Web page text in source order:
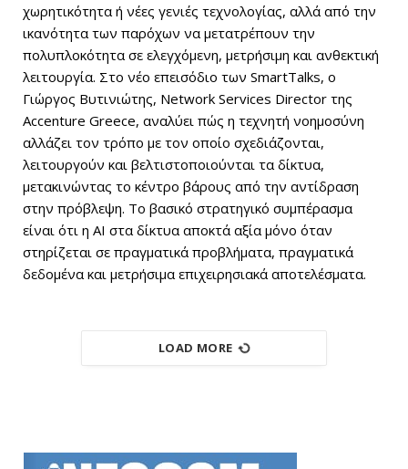
χωρητικότητα ή νέες γενιές τεχνολογίας, αλλά από την
ικανότητα των παρόχων να μετατρέπουν την
πολυπλοκότητα σε ελεγχόμενη, μετρήσιμη και ανθεκτική
λειτουργία. Στο νέο επεισόδιο των SmartTalks, ο
Γιώργος Βυτινιώτης, Network Services Director της
Accenture Greece, αναλύει πώς η τεχνητή νοημοσύνη
αλλάζει τον τρόπο με τον οποίο σχεδιάζονται,
λειτουργούν και βελτιστοποιούνται τα δίκτυα,
μετακινώντας το κέντρο βάρους από την αντίδραση
στην πρόβλεψη. Το βασικό στρατηγικό συμπέρασμα
είναι ότι η AI στα δίκτυα αποκτά αξία μόνο όταν
στηρίζεται σε πραγματικά προβλήματα, πραγματικά
δεδομένα και μετρήσιμα επιχειρησιακά αποτελέσματα.
LOAD MORE